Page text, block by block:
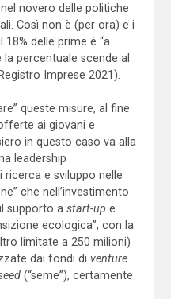
novero delle politiche
Così non è (per ora) e i
delle prime è “a
percentuale scende al
Imprese 2021).
queste misure, al fine
ai giovani e
in questo caso va alla
leadership
ricerca e sviluppo nelle
che nell’investimento
supporto a start-up e
ecologica”, con la
limitate a 250 milioni)
dai fondi di venture
(“seme”), certamente